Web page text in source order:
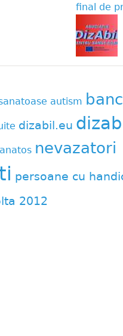
final de
autism banc
dizabil.eu
nevazatori
persoane cu
2012